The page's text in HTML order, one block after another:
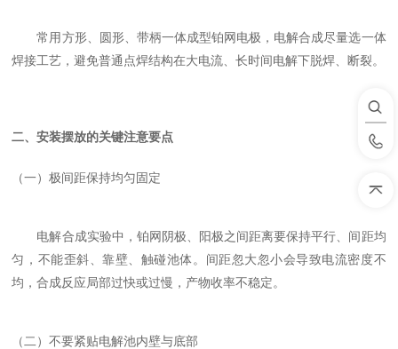
常用方形、圆形、带柄一体成型铂网电极，电解合成尽量选一体
焊接工艺 ，避免普通点焊结构在大电流、长时间电解下脱焊、断裂。
二、安装摆放的关键注意要点
（一）极间距保持均匀固定
电解合成实验中，铂网阴极、阳极之间距离要保持平行、间距均
匀，不能歪斜、靠壁、触碰池体。间距忽大忽小会导致电流密度不
均，合成反应局部过快或过慢，产物收率不稳定。
（二）不要紧贴电解池内壁与底部